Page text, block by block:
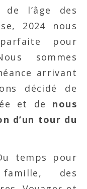
l’âge des
2024 nous
pour
sommes
arrivant
décidé de
et de nous
d’un tour du
temps pour
des